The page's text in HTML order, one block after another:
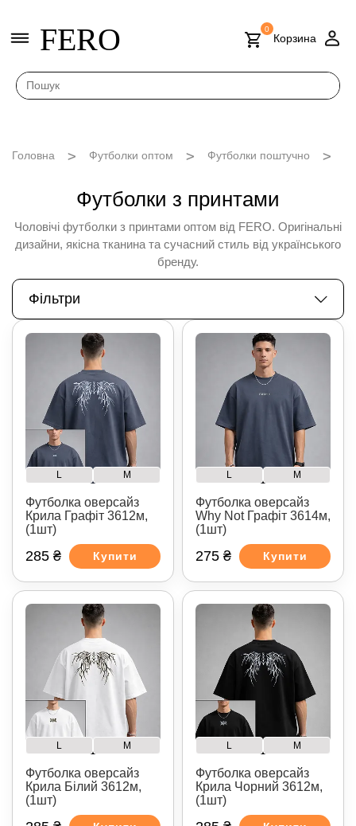
FERO 0
Корзина
Головна Футболки оптом Футболки поштучно
Футболки з принтами
Чоловічі футболки з принтами оптом від FERO. Оригінальні
дизайни, якісна тканина та сучасний стиль від українського
бренду.
Фільтри
L M
Футболка оверсайз
Крила Графіт 3612м,
(1шт)
285 ₴ Купити
L M
Футболка оверсайз
Why Not Графіт 3614м,
(1шт)
275 ₴ Купити
L M
Футболка оверсайз
Крила Білий 3612м,
(1шт)
L M
Футболка оверсайз
Крила Чорний 3612м,
(1шт)